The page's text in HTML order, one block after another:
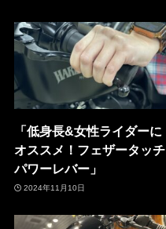
「低身長&女性ライダーに
オススメ！フェザータッチ
パワーレバー」
2024年11月10日